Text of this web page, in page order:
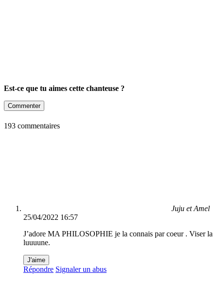
Est-ce que tu aimes cette chanteuse ?
Commenter
193 commentaires
Juju et Amel
25/04/2022 16:57
J’adore MA PHILOSOPHIE je la connais par coeur . Viser la
luuuune.
J'aime
Répondre Signaler un abus